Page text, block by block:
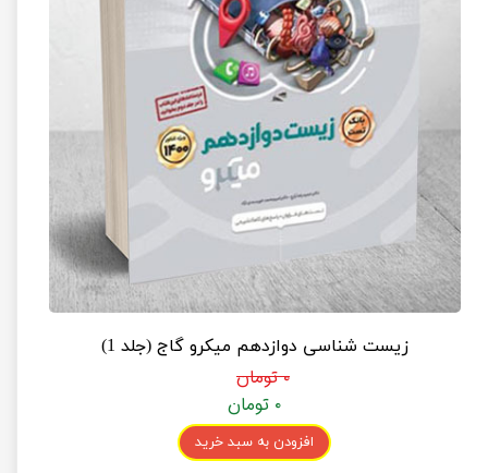
زیست شناسی دوازدهم میکرو گاج (جلد 1)
۰ تومان
۰ تومان
افزودن به سبد خرید